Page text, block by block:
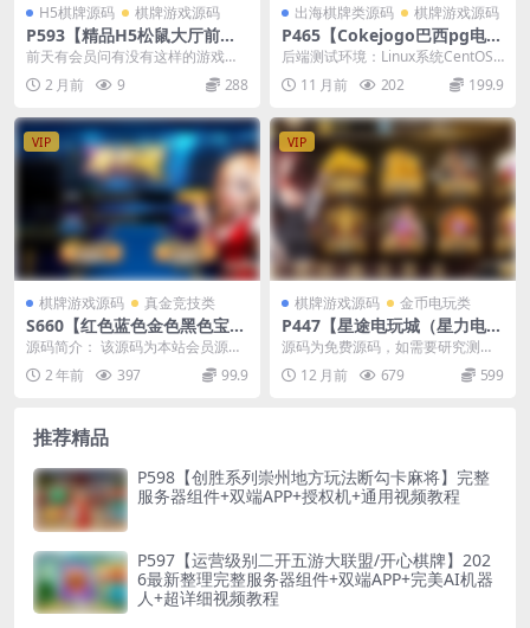
H5棋牌源码 棋牌游戏源码
P593【精品H5松鼠大厅前台
带注册版】已测试全套完整组
前天有会员问有没有这样的游戏源
码，今天在服务器中把东西翻了出
来，分享给会员们免费...
2 月前 9 288
出海棋牌类源码 棋牌游戏源码
P465【Cokejogo巴西pg电子
游戏源码】H5+PC端/前端vue
编译后+后端PHP/修复图片资
源失效
后端测试环境：Linux系统CentOS
7.6、宝塔、PHP7.2、MySQL5...
11 月前 202 199.9
VIP
棋牌游戏源码 真金竞技类
S660【红色蓝色金色黑色宝马
海洋永利源码】完整源码非论
坛货+二次开发+组件+app端
源码简介： 该源码为本站会员源
码，为内部程序员研究测试服务器
专用，游客请勿下载。...
2 年前 397 99.9
VIP
棋牌游戏源码 金币电玩类
P447【星途电玩城（星力电
玩）】四海国际电玩城组件带
机器人完美运营版本完美修复
版+搭建教程
源码为免费源码，如需要研究测试
该源码，请赞助加入本站QQ群，现
在入群送大量积分，...
12 月前 679 599
推荐精品
P598【创胜系列崇州地方玩法断勾卡麻将】完整
服务器组件+双端APP+授权机+通用视频教程
P597【运营级别二开五游大联盟/开心棋牌】202
6最新整理完整服务器组件+双端APP+完美AI机器
人+超详细视频教程